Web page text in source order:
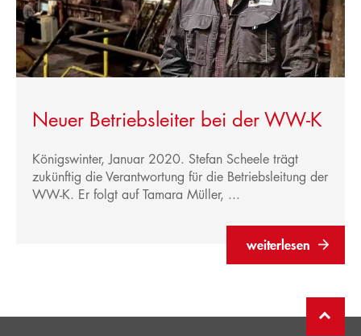
Neuer Betriebsleiter bei der WW-K
Königswinter, Januar 2020. Stefan Scheele trägt
zukünftig die Verantwortung für die Betriebsleitung der
WW-K. Er folgt auf Tamara Müller, ...
weiterlesen